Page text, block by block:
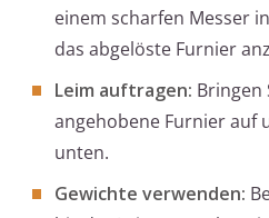
einem scharfen Messer
das abgelöste Furnier
Leim auftragen: Bringen
angehobene Furnier auf
unten.
Gewichte verwenden: